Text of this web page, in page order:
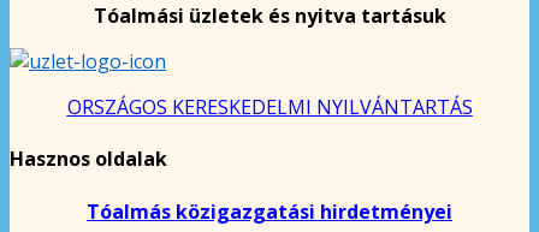
Tóalmási üzletek és nyitva tartásuk
ORSZÁGOS KERESKEDELMI NYILVÁNTARTÁS
Hasznos oldalak
Tóalmás közigazgatási hirdetményei